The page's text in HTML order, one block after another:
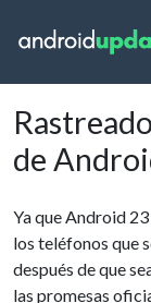
de
Ya que Android
los teléfonos que
después de que
las promesas